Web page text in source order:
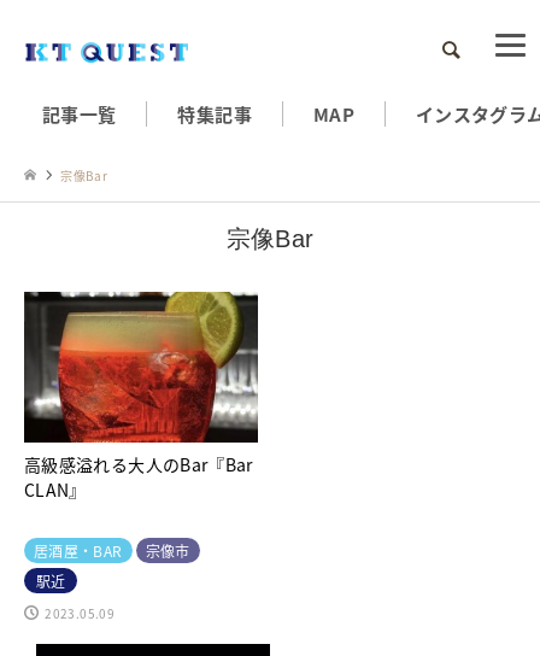
検索
記事一覧 特集記事 MAP インスタグラ
宗像Bar
宗像Bar
高級感溢れる大人のBar『Bar
CLAN』
居酒屋・BAR
宗像市
駅近
2023.05.09